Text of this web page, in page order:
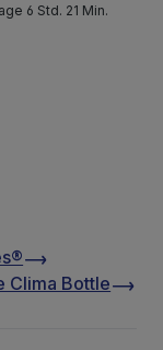
6 Std. 21 Min.
Clima Bottle